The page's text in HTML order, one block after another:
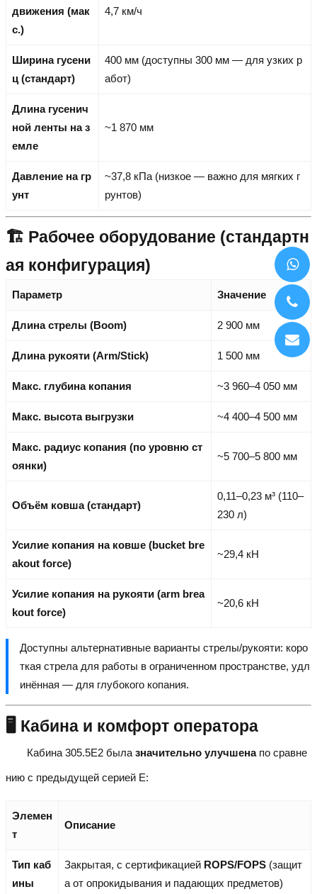
движения (мак
с.)
4,7 км/ч
Ширина гусени
ц (стандарт)
400 мм (доступны 300 мм — для узких р
абот)
Длина гусенич
ной ленты на з
емле
~1 870 мм
Давление на гр
унт
~37,8 кПа (низкое — важно для мягких г
рунтов)
🏗️ Рабочее оборудование (стандартн
ая конфигурация)
Параметр Значение
Длина стрелы (Boom) 2 900 мм
Длина рукояти (Arm/Stick) 1 500 мм
Макс. глубина копания ~3 960–4 050 мм
Макс. высота выгрузки ~4 400–4 500 мм
Макс. радиус копания (по уровню ст
оянки)
~5 700–5 800 мм
Объём ковша (стандарт)
0,11–0,23 м³ (110–
230 л)
Усилие копания на ковше (bucket bre
akout force)
~29,4 кН
Усилие копания на рукояти (arm brea
kout force)
~20,6 кН
Доступны альтернативные варианты стрелы/рукояти: коро
ткая стрела для работы в ограниченном пространстве, удл
инённая — для глубокого копания.
🖥️ Кабина и комфорт оператора
Кабина 305.5E2 была значительно улучшенапо сравне
нию с предыдущей серией E:
Элемен
т
Описание
Тип каб
ины
Закрытая, с сертификацией ROPS/FOPS (защит
а от опрокидывания и падающих предметов)